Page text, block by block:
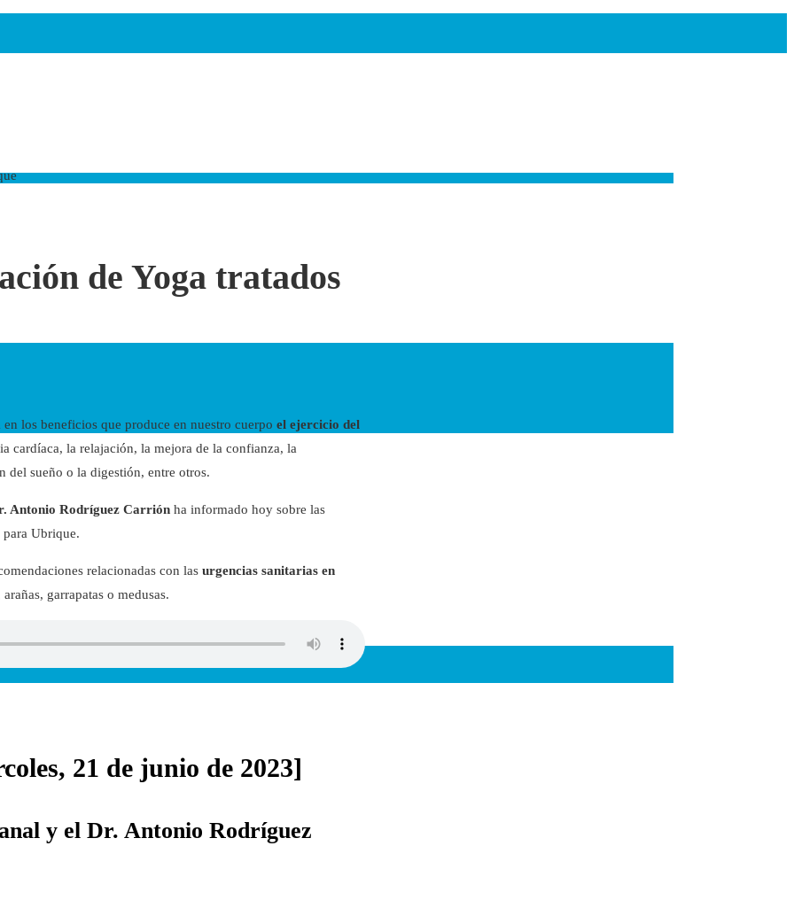
de Yoga tratados
en los beneficios que produce en nuestro cuerpo el ejercicio del
cardíaca, la relajación, la mejora de la confianza, la
sueño o la digestión, entre otros.
Antonio Rodríguez Carrión ha informado hoy sobre las
para Ubrique.
relacionadas con las urgencias sanitarias en
garrapatas o medusas.
21 de junio de 2023]
y el Dr. Antonio Rodríguez